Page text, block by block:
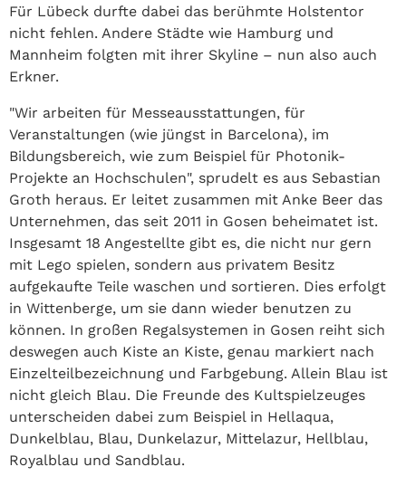
Für Lübeck durfte dabei das berühmte Holstentor
nicht fehlen. Andere Städte wie Hamburg und
Mannheim folgten mit ihrer Skyline – nun also auch
Erkner.
"Wir arbeiten für Messeausstattungen, für
Veranstaltungen (wie jüngst in Barcelona), im
Bildungsbereich, wie zum Beispiel für Photonik-
Projekte an Hochschulen", sprudelt es aus Sebastian
Groth heraus. Er leitet zusammen mit Anke Beer das
Unternehmen, das seit 2011 in Gosen beheimatet ist.
Insgesamt 18 Angestellte gibt es, die nicht nur gern
mit Lego spielen, sondern aus privatem Besitz
aufgekaufte Teile waschen und sortieren. Dies erfolgt
in Wittenberge, um sie dann wieder benutzen zu
können. In großen Regalsystemen in Gosen reiht sich
deswegen auch Kiste an Kiste, genau markiert nach
Einzelteilbezeichnung und Farbgebung. Allein Blau ist
nicht gleich Blau. Die Freunde des Kultspielzeuges
unterscheiden dabei zum Beispiel in Hellaqua,
Dunkelblau, Blau, Dunkelazur, Mittelazur, Hellblau,
Royalblau und Sandblau.